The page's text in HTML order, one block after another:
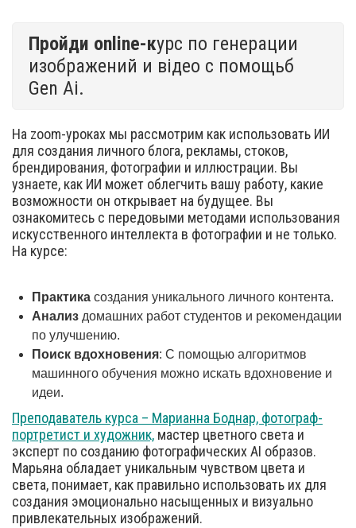
Пройди online-курс по генерации
изображений и відео с помощьб
Gen Ai.
На zoom-уроках мы рассмотрим как использовать ИИ
для создания личного блога, рекламы, стоков,
брендирования, фотографии и иллюстрации. Вы
узнаете, как ИИ может облегчить вашу работу, какие
возможности он открывает на будущее. Вы
ознакомитесь с передовыми методами использования
искусственного интеллекта в фотографии и не только.
На курсе:
Практика создания уникального личного контента.
Анализ домашних работ студентов и рекомендации
по улучшению.
Поиск вдохновения: С помощью алгоритмов
машинного обучения можно искать вдохновение и
идеи.
Преподаватель курса – Марианна Боднар, фотограф-
портретист и художник, мастер цветного света и
эксперт по созданию фотографических AI образов.
Марьяна обладает уникальным чувством цвета и
света, понимает, как правильно использовать их для
создания эмоционально насыщенных и визуально
привлекательных изображений.